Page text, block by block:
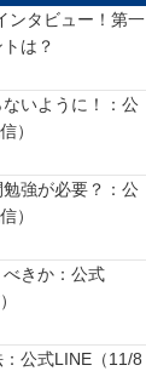
ンタビュー！第一
は？
いように！：公
）
強が必要？：公
）
きか：公式
公式LINE（11/8